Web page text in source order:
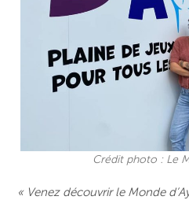
Crédit photo : Le
« Venez découvrir le Monde